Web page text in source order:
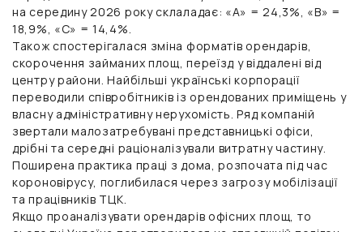
на середину 2026 року склаладає: «А» = 24,3%, «В» =
18,9%, «С» = 14,4%.
Також спостерігалася зміна форматів орендарів,
скорочення займаних площ, переїзд у віддалені від
центру райони. Найбільші українські корпорації
переводили співробітників із орендованих приміщень у
власну адміністративну нерухомість. Ряд компаній
звертали малозатребувані представницькі офіси,
дрібні та середні раціоналізували витратну частину.
Поширена практика праці з дома, розпочата під час
короновірусу, поглибилася через загрозу мобілізації
та працівників ТЦК.
Якщо проаналізувати орендарів офісних площ, то